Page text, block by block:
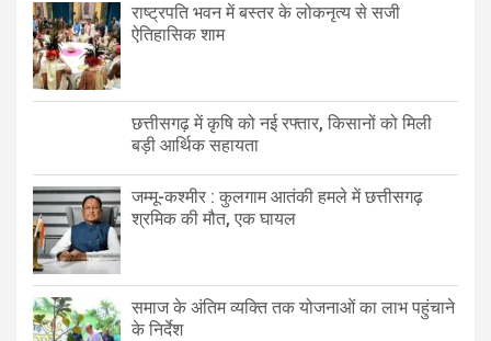
राष्ट्रपति भवन में बस्तर के लोकनृत्य से सजी
ऐतिहासिक शाम
छत्तीसगढ़ में कृषि को नई रफ्तार, किसानों को मिली
बड़ी आर्थिक सहायता
जम्मू-कश्मीर : कुलगाम आतंकी हमले में छत्तीसगढ़
श्रमिक की मौत, एक घायल
समाज के अंतिम व्यक्ति तक योजनाओं का लाभ पहुंचाने
के निर्देश